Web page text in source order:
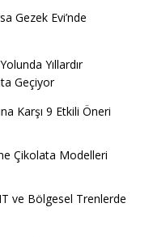
Gezek Evi’nde
Yıllardır
Geçiyor
Karşı 9 Etkili Öneri
Çikolata Modelleri
ve Bölgesel Trenlerde